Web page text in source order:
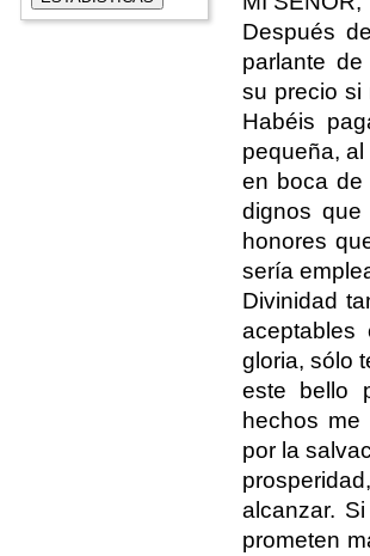
Después
parlante
su precio si
Habéis
pequeña,
en boca de
dignos que
honores
sería
Divinidad
gloria, sólo
este bello
hechos
por la
alcanzar.
prometen